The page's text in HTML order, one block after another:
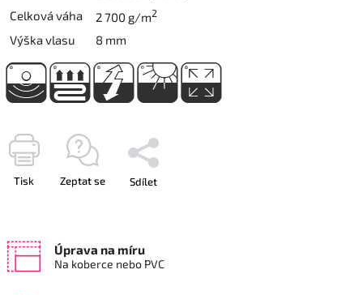
Celková váha 2 700 g/m2
Výška vlasu 8 mm
Tisk Zeptat se Sdílet
Úprava na míru
Na koberce nebo PVC